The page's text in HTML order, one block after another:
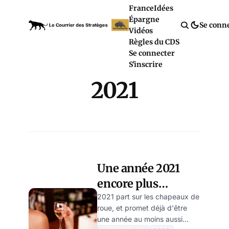
FranceIdées
Épargne
Vidéos
Règles du CDS
Se connecter
S'inscrire
Se
2021
Une année 2021
encore plus
hystérique et
hypocondriaque
2021 part sur les chapeaux de
roue, et promet déjà d'être
une année au moins aussi